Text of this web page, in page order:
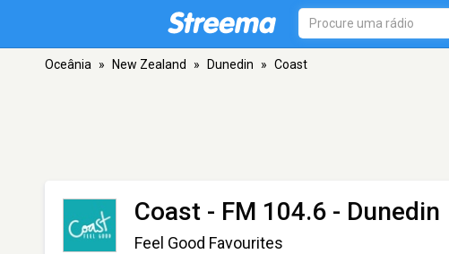
Oceânia » New Zealand » Dunedin » Coast
Coast - FM 104.6 - Dunedin
Feel Good Favourites